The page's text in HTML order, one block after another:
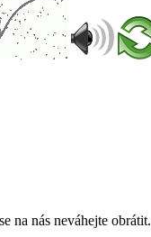
na nás neváhejte obrátit.